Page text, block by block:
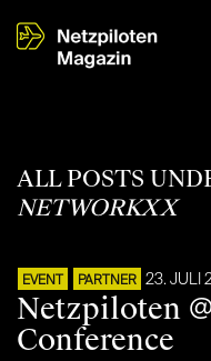
ALL POSTS
NETWORKXX
EVENT PARTNER 23. JULI
Netzpiloten
Conference